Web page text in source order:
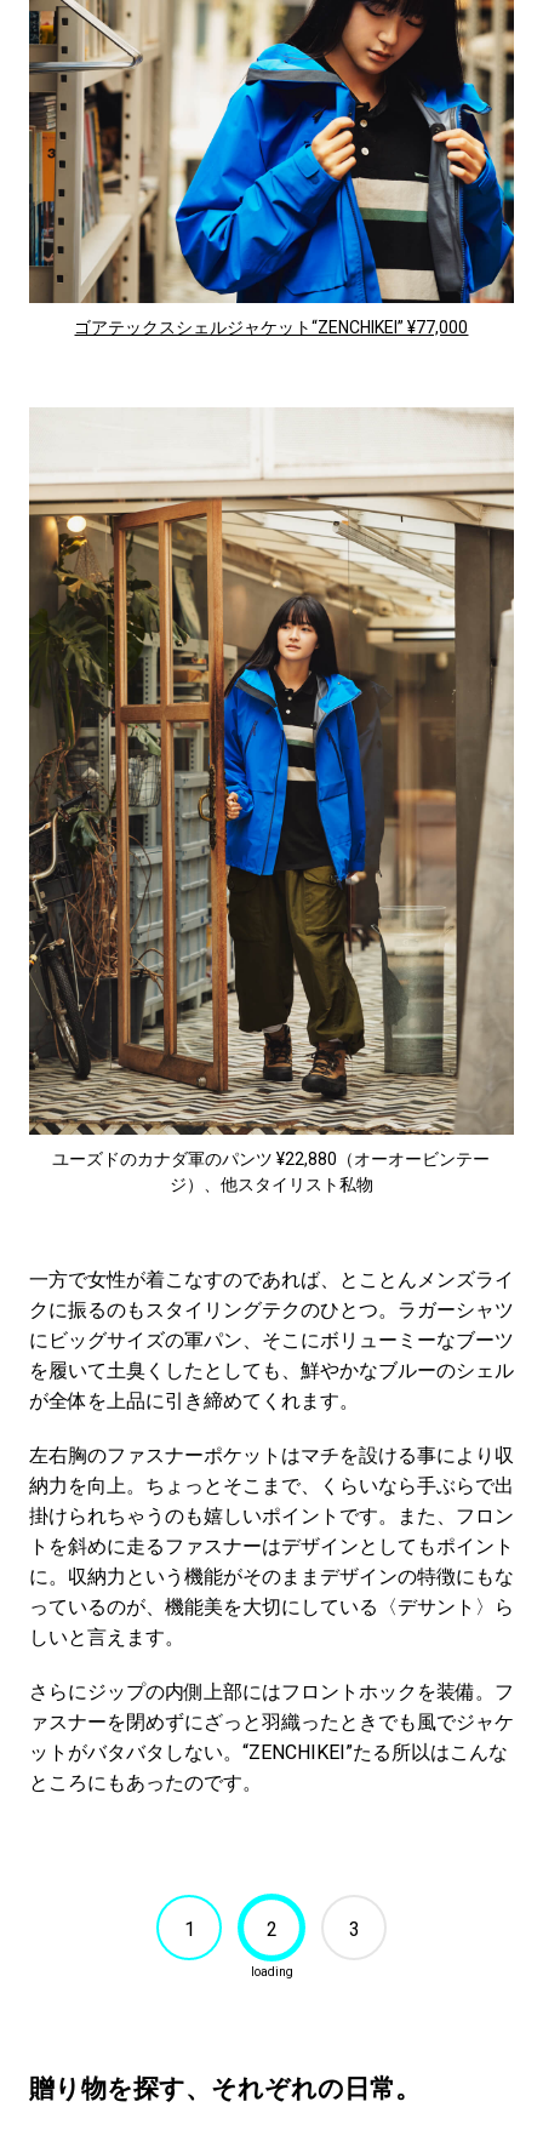
ゴアテックスシェルジャケット“ZENCHIKEI” ¥77,000
ユーズドのカナダ軍のパンツ ¥22,880（オーオービンテー
ジ）、他スタイリスト私物
一方で女性が着こなすのであれば、とことんメンズライ
クに振るのもスタイリングテクのひとつ。ラガーシャツ
にビッグサイズの軍パン、そこにボリューミーなブーツ
を履いて土臭くしたとしても、鮮やかなブルーのシェル
が全体を上品に引き締めてくれます。
左右胸のファスナーポケットはマチを設ける事により収
納力を向上。ちょっとそこまで、くらいなら手ぶらで出
掛けられちゃうのも嬉しいポイントです。また、フロン
トを斜めに走るファスナーはデザインとしてもポイント
に。収納力という機能がそのままデザインの特徴にもな
っているのが、機能美を大切にしている〈デサント〉ら
しいと言えます。
さらにジップの内側上部にはフロントホックを装備。フ
ァスナーを閉めずにざっと羽織ったときでも風でジャケ
ットがバタバタしない。“ZENCHIKEI”たる所以はこんな
ところにもあったのです。
1 2 3
贈り物を探す、それぞれの日常。